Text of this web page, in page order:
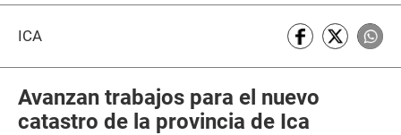
ICA
Avanzan trabajos para el nuevo
catastro de la provincia de Ica